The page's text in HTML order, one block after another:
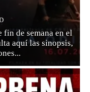
fin de semana en el
aquí las sinopsis,